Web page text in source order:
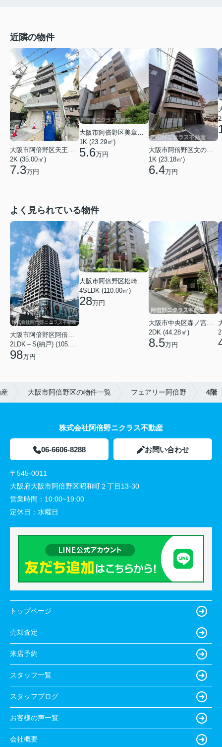
近隣の物件
2K (35.00㎡)
7.3万円
1K (23.29㎡)
5.6万円
大阪市阿倍野区文の里４丁目
1K (23.18㎡)
6.4万円
よく見られている物件
98万円
大阪市阿倍野区松崎町３丁目
4SLDK (110.00㎡)
28万円
2DK (44.28㎡)
8.5万円
大阪市阿倍野区の物件一覧 フェアリー阿倍野 4階
株式会社阿倍野ニクラス不動産
06-6606-8288 お問い合わせ
〒545-0011
大阪府大阪市阿倍野区昭和町２丁目13-30
営業時間： 10:00~19:00
定休日： 水曜日
トップページ
売却査定
来店予約
スタッフ一覧
スタッフブログ
お客様の声一覧
会社概要